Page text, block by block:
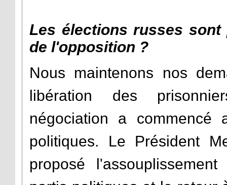
Les élections russes sont
de l'opposition ?
Nous maintenons nos
libération des
négociation a
politiques. Le Président
proposé